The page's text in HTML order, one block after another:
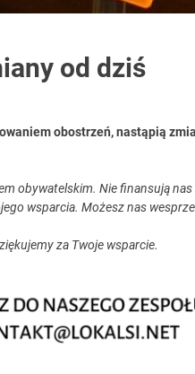
od dziś
obostrzeń, nastąpią
obywatelskim. Nie finansują
wsparcia. Możesz nas
za Twoje wsparcie.